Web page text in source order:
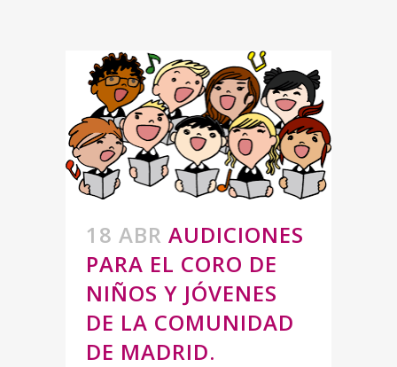
18 ABR AUDICIONES
PARA EL CORO DE
NIÑOS Y JÓVENES
DE LA COMUNIDAD
DE MADRID.